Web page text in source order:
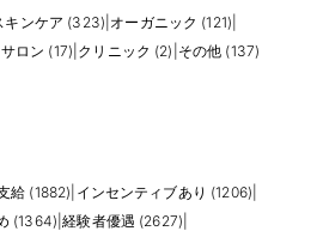
キンケア (323) オーガニック (121)
ロン (17) クリニック (2) その他 (137)
給 (1882) インセンティブあり (1206)
(1364) |経験者優遇 (2627)